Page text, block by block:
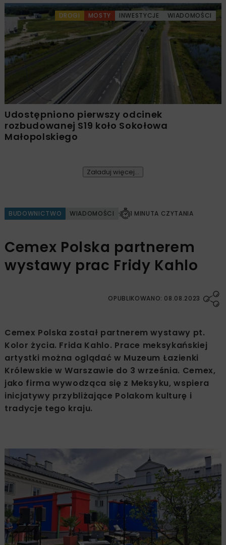
DROGI MOSTY INWESTYCJE WIADOMOŚCI
Udostępniono pierwszy odcinek
rozbudowanej S19 koło Sokołowa
Małopolskiego
Załaduj więcej...
BUDOWNICTWO WIADOMOŚCI 1 MINUTA CZYTANIA
Cemex Polska partnerem
wystawy prac Fridy Kahlo
OPUBLIKOWANO: 08.08.2023
Cemex Polska został partnerem wystawy pt.
Kolor życia. Frida Kahlo. Prace meksykańskiej
artystki można oglądać w Muzeum Łazienki
Królewskie w Warszawie do 3 września. Cemex,
jako firma wywodząca się z Meksyku, wspiera
inicjatywy przybliżające Polakom kulturę i
tradycje tego kraju.